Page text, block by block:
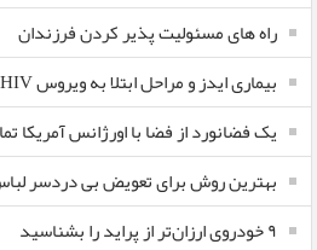
راه های مسئولیت پذیر کردن فرزندان
بیماری ایدز و مراحل ابتلا به ویروس HIV چیست؟
یک فضانورد از فضا با اورژانس آمریکا
بهترین روش برای تعویض بی دردسر
٩ خودروی ارزان‌تر از پراید را بشناسید